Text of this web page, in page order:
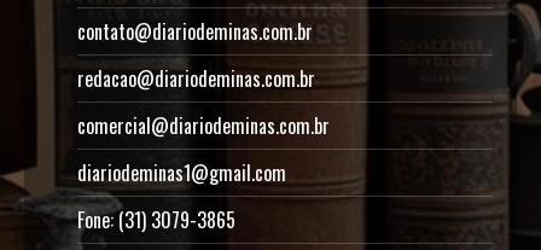
contato@diariodeminas.com.br
redacao@diariodeminas.com.br
comercial@diariodeminas.com.br
diariodeminas1@gmail.com
Fone: (31) 3079-3865